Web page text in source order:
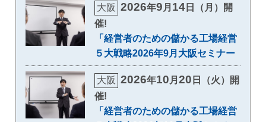
大阪 2026年9月 14 日（月）開
催!
「経営者のための儲かる工場経営
５大戦略2026年9月大阪セミナー
大阪 2026年10月20 日（火）開
催!
「経営者のための儲かる工場経営